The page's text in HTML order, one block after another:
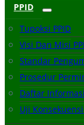
PPID
Tupoksi PPID
Visi Dan Misi
Standar
Prosedur
Daftar
Uji